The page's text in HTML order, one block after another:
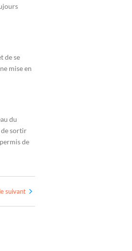
de se
mise en
du
de sortir
de
suivant